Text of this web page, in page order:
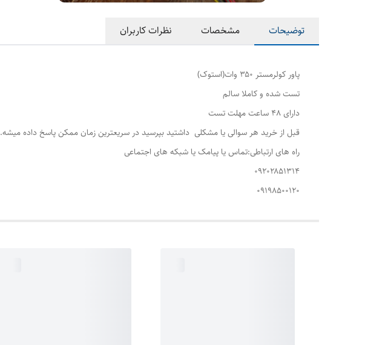
توضیحات مشخصات نظرات کاربران
پاور کولرمستر ۳۵۰ وات(استوک)
تست شده و کاملا سالم
دارای ۴۸ ساعت مهلت تست
قبل از خرید هر سوالی یا مشکلی داشتید بپرسید در سریعترین زمان ممکن پاسخ داده میشه.
راه های ارتباطی:تماس یا پیامک یا شبکه های اجتماعی
۰۹۲۰۲۸۵۱۳۱۴
۰۹۱۹۸۵۰۰۱۲۰